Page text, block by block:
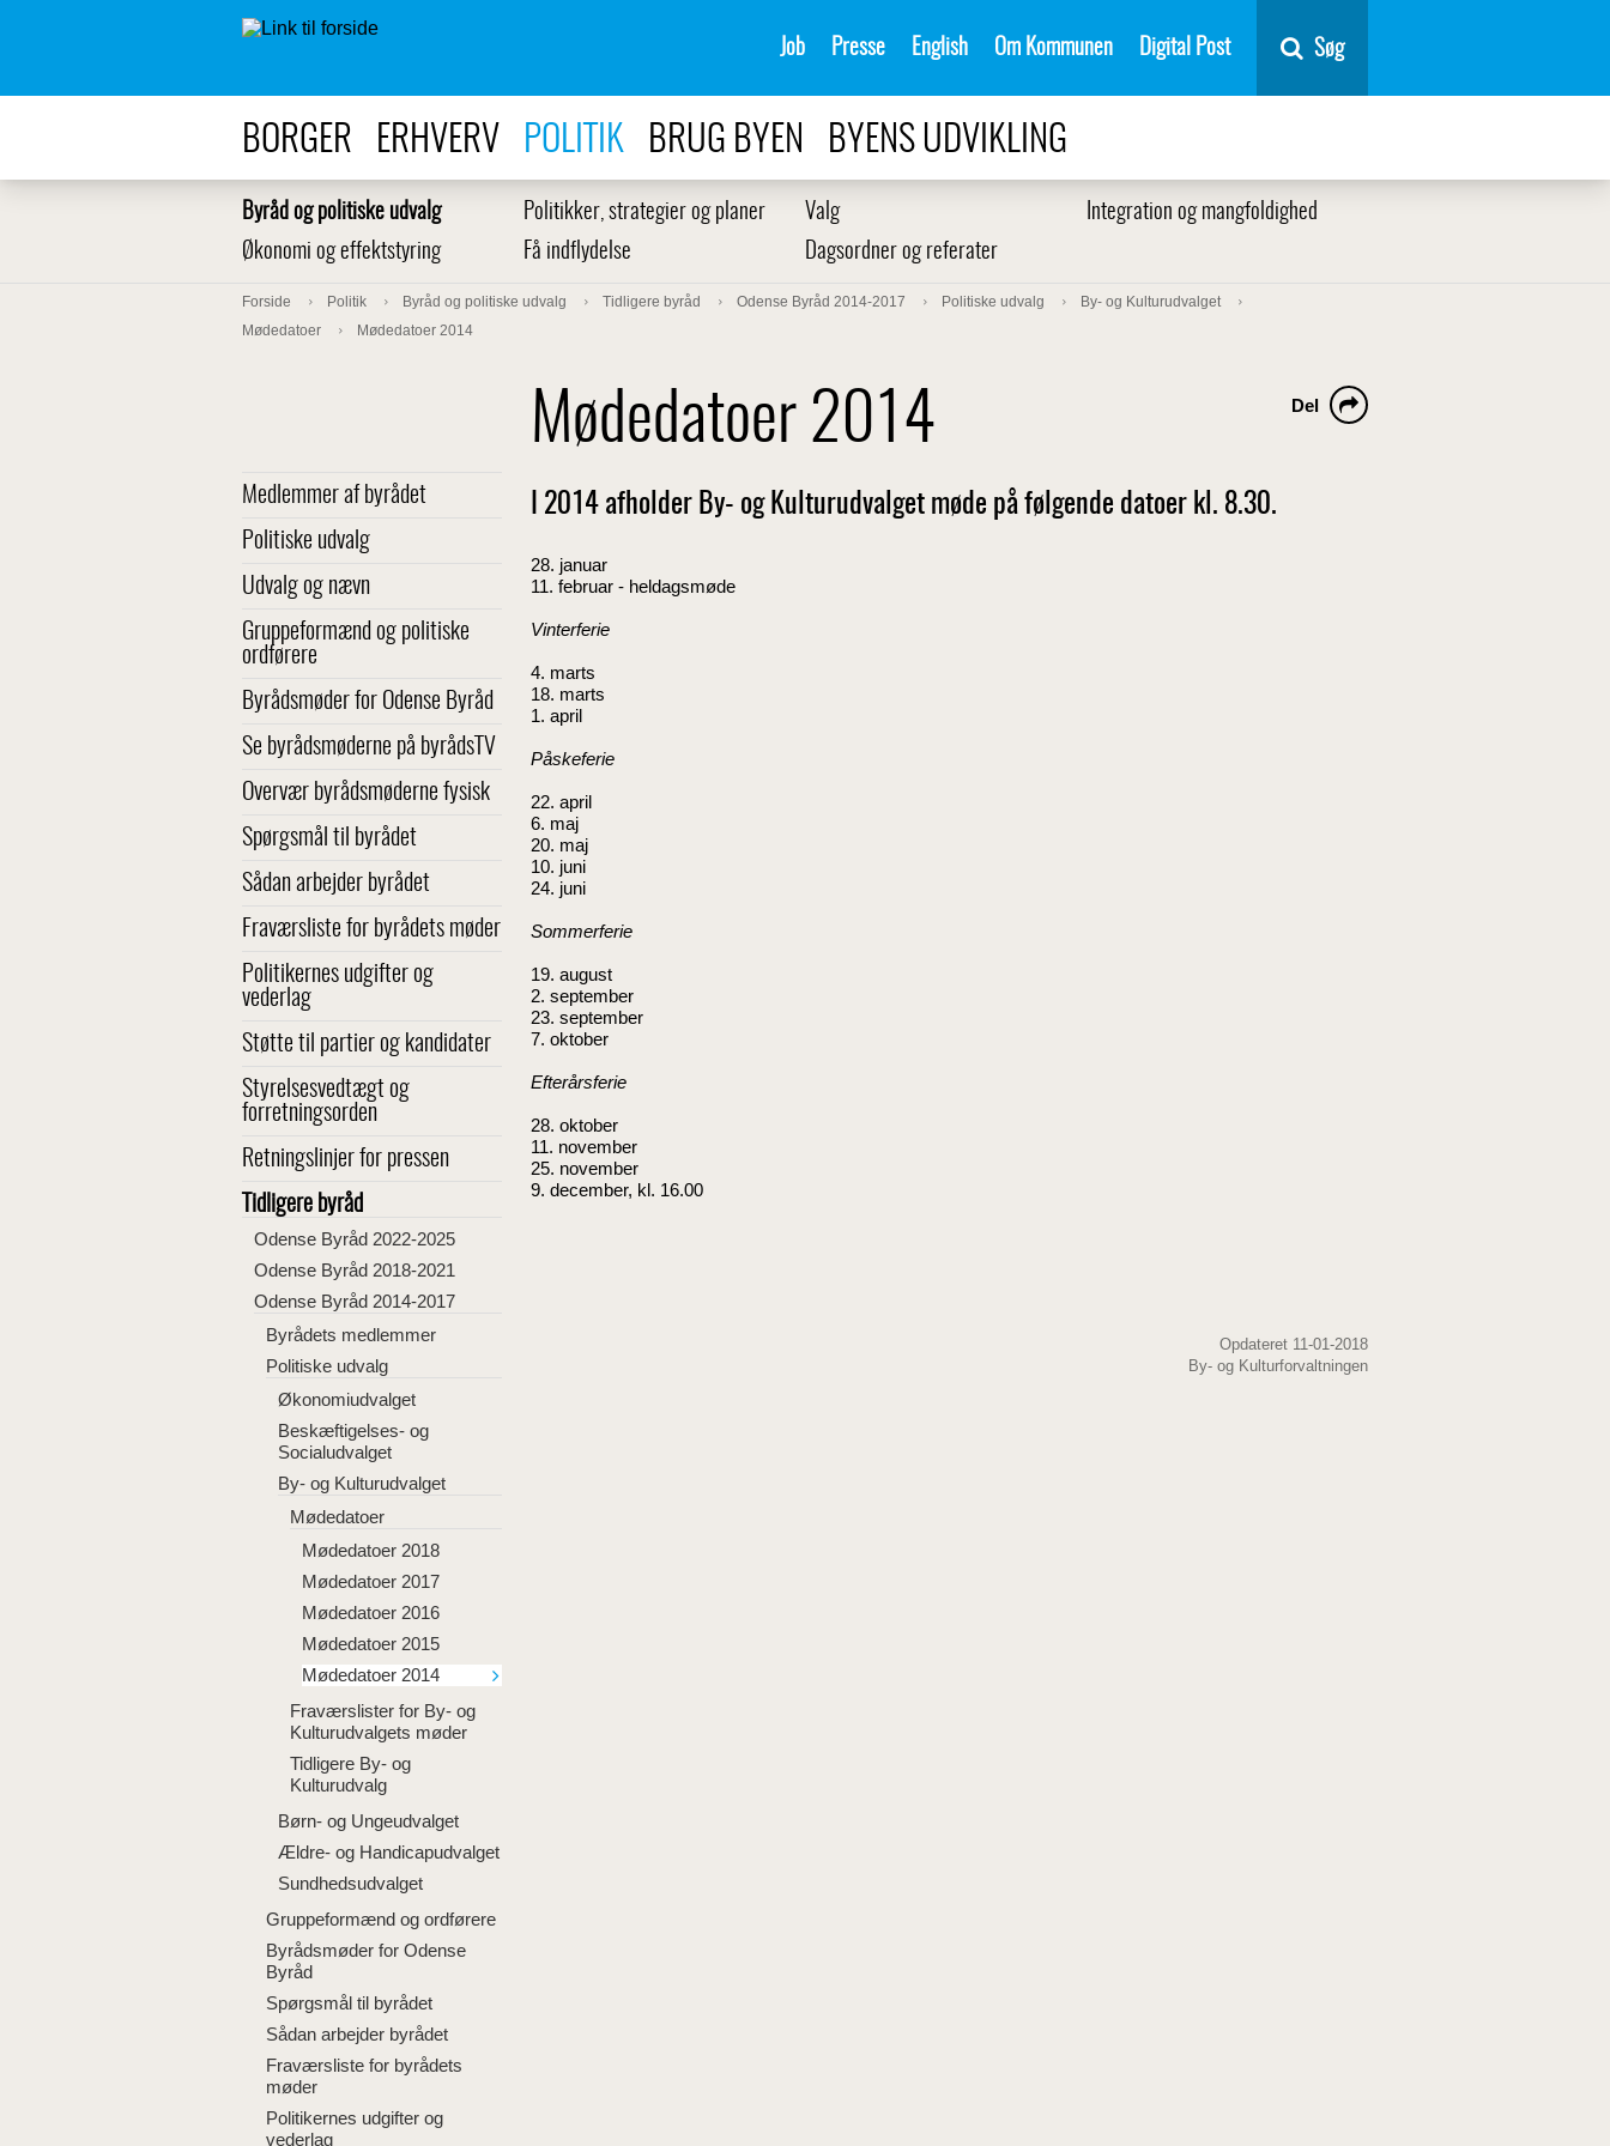
Job Presse English Om Kommunen Digital Post Søg
BORGER ERHVERV POLITIK BRUG BYEN BYENS UDVIKLING
Byråd og politiske udvalg Politikker, strategier og planer Valg
Integration og mangfoldighed
Økonomi og effektstyring
Få indflydelse Dagsordner og referater
Forside Politik Byråd og politiske udvalg Tidligere byråd Odense Byråd 2014-2017 Politiske udvalg
By- og Kulturudvalget
Mødedatoer
Mødedatoer 2014
Medlemmer af byrådet
Politiske udvalg
Udvalg og nævn
Gruppeformænd og politiske
ordførere
Byrådsmøder for Odense Byråd
Se byrådsmøderne på byrådsTV
Overvær byrådsmøderne fysisk
Spørgsmål til byrådet
Sådan arbejder byrådet
Fraværsliste for byrådets møder
Politikernes udgifter og
vederlag
Støtte til partier og kandidater
Styrelsesvedtægt og
forretningsorden
Retningslinjer for pressen
Tidligere byråd
Odense Byråd 2022-2025
Odense Byråd 2018-2021
Odense Byråd 2014-2017
Byrådets medlemmer
Politiske udvalg
Økonomiudvalget
Beskæftigelses- og
Socialudvalget
By- og Kulturudvalget
Mødedatoer
Mødedatoer 2018
Mødedatoer 2017
Mødedatoer 2016
Mødedatoer 2015
Mødedatoer 2014
Fraværslister for By- og
Kulturudvalgets møder
Tidligere By- og
Kulturudvalg
Børn- og Ungeudvalget
Ældre- og Handicapudvalget
Sundhedsudvalget
Gruppeformænd og ordførere
Byrådsmøder for Odense
Byråd
Spørgsmål til byrådet
Sådan arbejder byrådet
Fraværsliste for byrådets
møder
Politikernes udgifter og
vederlag
Mødedatoer 2014 Del
I 2014 afholder By- og Kulturudvalget møde på følgende datoer kl. 8.30.
28. januar
11. februar - heldagsmøde
Vinterferie
4. marts
18. marts
1. april
Påskeferie
22. april
6. maj
20. maj
10. juni
24. juni
Sommerferie
19. august
2. september
23. september
7. oktober
Efterårsferie
28. oktober
11. november
25. november
9. december, kl. 16.00
Opdateret 11-01-2018
By- og Kulturforvaltningen